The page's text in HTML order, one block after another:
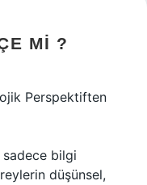
MI ?
Perspektiften
bilgi
düşünsel,